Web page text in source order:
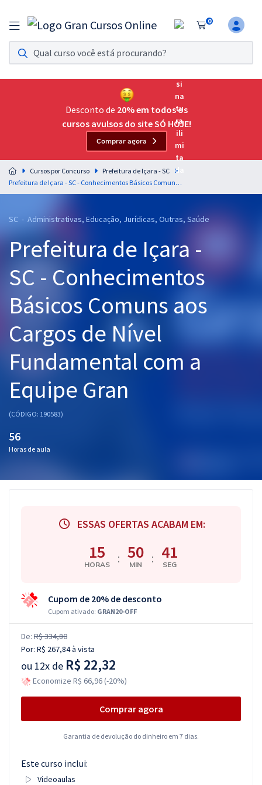
0
Assinatura Ilimitada 11
Acesso a todos os cursos. Teste grátis por 7 dias!
Assinatura OAB Até Passar
Acesso ilimitado a toda preparação para o Exame da
Residências Multiprofissionais
Preparação completa e intensiva para as principais
residências em saúde do Brasil
Cursos 20% OFF
Pós
Graduação
OAB
Questões grátis
Aprovados
Desconto de 20% em todos os
cursos avulsos do site SÓ HOJE!
Comprar agora
Cursos por Concurso
Prefeitura de Içara - SC
Prefeitura de Içara - SC - Conhecimentos Básicos Comuns aos Cargos de Nível Fundamental com a Equipe Gran
SC - Administrativas, Educação, Jurídicas, Outras, Saúde
Prefeitura de Içara -
SC - Conhecimentos
Básicos Comuns aos
Cargos de Nível
Fundamental com a
Equipe Gran
(CÓDIGO: 190583)
56
Horas de aula
ESSAS OFERTAS ACABAM EM:
15
HORAS : 50
MIN : 40
SEG
Cupom de 20% de desconto
Cupom ativado: GRAN20-OFF
De: R$ 334,80
Por: R$ 267,84à vista
ou 12x de R$ 22,32
Economize R$ 66,96 (-20%)
Comprar agora
Garantia de devolução do dinheiro em 7 dias.
Este curso inclui:
Videoaulas